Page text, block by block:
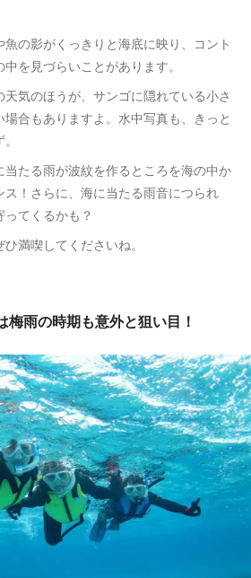
魚の影がくっきりと海底に映り、コント
を見づらいことがあります。
気のほうが、サンゴに隠れている小さ
合もありますよ。水中写真も、きっと
当たる雨が波紋を作るところを海の中か
ス！さらに、海に当たる雨音につられ
てくるかも？
満喫してくださいね。
梅雨の時期も意外と狙い目！